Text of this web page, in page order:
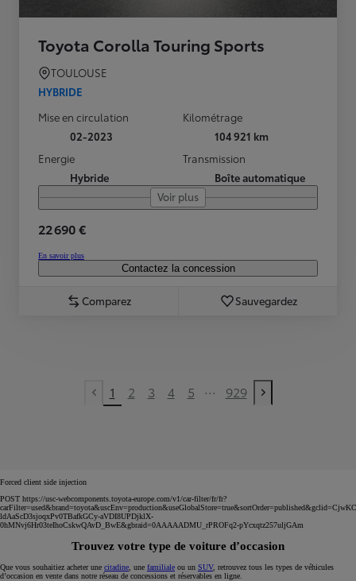
Toyota Corolla Touring Sports
TOULOUSE
HYBRIDE
Mise en circulation
02-2023
Kilométrage
104 921 km
Energie
Hybride
Transmission
Boîte automatique
Voir plus
22 690 €
En savoir plus
Contactez la concession
Comparez Sauvegardez
Previous page
1 2 3 4 5 ... 929
Next page
Forced client side injection
POST https://usc-webcomponents.toyota-europe.com/v1/car-filter/fr/fr?
ldAaScD3sjoqxPv0TBafkGCy-aVDI8UPDjklX-
0hMNvj6Hr03teIhoCskwQAvD_BwE&gbraid=0AAAAADMU_rPROFq2-pYcxqtz257uljGAm
Trouvez votre type de voiture d’occasion
Que vous souhaitiez acheter une citadine , une familiale ou un SUV, retrouvez tous les types de véhicules
d’occasion en vente dans notre réseau de concessions et réservables en ligne.